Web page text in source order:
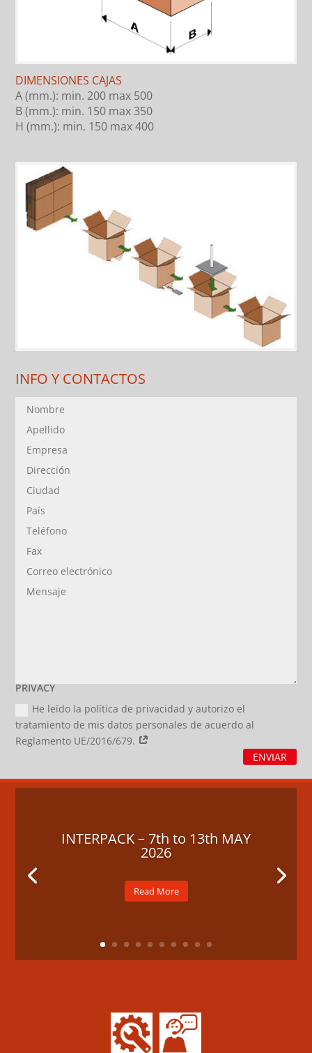
DIMENSIONES CAJAS
A (mm.): min. 200 max 500
B (mm.): min. 150 max 350
H (mm.): min. 150 max 400
INFO Y CONTACTOS
PRIVACY
He leído la política de privacidad y autorizo el
tratamiento de mis datos personales de acuerdo al
Reglamento UE/2016/679.
ENVIAR
INTERPACK – 7th to 13th MAY
2026
Read More